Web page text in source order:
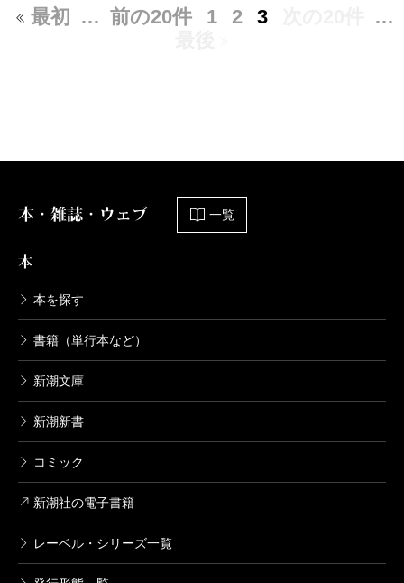
最初 … 前の20件 1 2 3
…
本・雑誌・ウェブ 一覧
本
本を探す
書籍（単行本など）
新潮文庫
新潮新書
コミック
新潮社の電子書籍
レーベル・シリーズ一覧